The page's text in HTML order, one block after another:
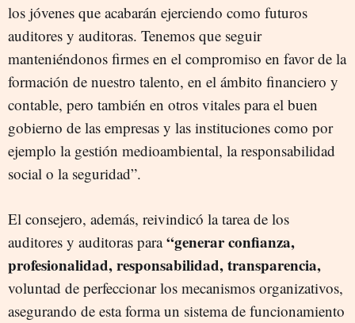
los jóvenes que acabarán ejerciendo como futuros
auditores y auditoras. Tenemos que seguir
manteniéndonos firmes en el compromiso en favor de la
formación de nuestro talento, en el ámbito financiero y
contable, pero también en otros vitales para el buen
gobierno de las empresas y las instituciones como por
ejemplo la gestión medioambiental, la responsabilidad
social o la seguridad”.
El consejero, además, reivindicó la tarea de los
auditores y auditoras para“generar confianza,
profesionalidad, responsabilidad, transparencia,
voluntad de perfeccionar los mecanismos organizativos,
asegurando de esta forma un sistema de funcionamiento